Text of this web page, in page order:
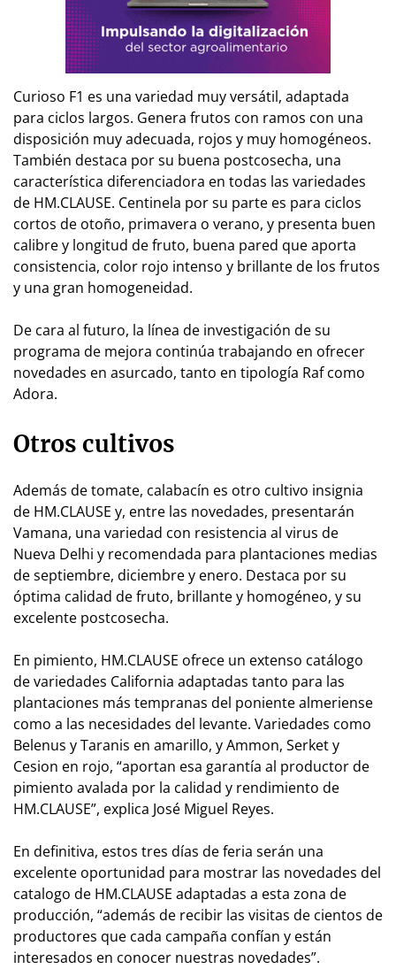
Curioso F1 es una variedad muy versátil, adaptada
para ciclos largos. Genera frutos con ramos con una
disposición muy adecuada, rojos y muy homogéneos.
También destaca por su buena postcosecha, una
característica diferenciadora en todas las variedades
de HM.CLAUSE. Centinela por su parte es para ciclos
cortos de otoño, primavera o verano, y presenta buen
calibre y longitud de fruto, buena pared que aporta
consistencia, color rojo intenso y brillante de los frutos
y una gran homogeneidad.
De cara al futuro, la línea de investigación de su
programa de mejora continúa trabajando en ofrecer
novedades en asurcado, tanto en tipología Raf como
Adora.
Otros cultivos
Además de tomate, calabacín es otro cultivo insignia
de HM.CLAUSE y, entre las novedades, presentarán
Vamana, una variedad con resistencia al virus de
Nueva Delhi y recomendada para plantaciones medias
de septiembre, diciembre y enero. Destaca por su
óptima calidad de fruto, brillante y homogéneo, y su
excelente postcosecha.
En pimiento, HM.CLAUSE ofrece un extenso catálogo
de variedades California adaptadas tanto para las
plantaciones más tempranas del poniente almeriense
como a las necesidades del levante. Variedades como
Belenus y Taranis en amarillo, y Ammon, Serket y
Cesion en rojo, “aportan esa garantía al productor de
pimiento avalada por la calidad y rendimiento de
HM.CLAUSE”, explica José Miguel Reyes.
En definitiva, estos tres días de feria serán una
excelente oportunidad para mostrar las novedades del
catalogo de HM.CLAUSE adaptadas a esta zona de
producción, “además de recibir las visitas de cientos de
productores que cada campaña confían y están
interesados en conocer nuestras novedades”.